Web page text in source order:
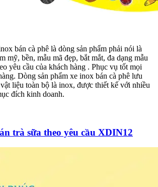
bán cà phê là dòng sản phẩm phải nói là
mỹ, bền, mẫu mã đẹp, bắt mắt, đa dạng mẫu
yêu cầu của khách hàng . Phục vụ tốt mọi
Dòng sản phẩm xe inox bán cà phê lưu
liệu toàn bộ là inox, được thiết kế với nhiều
đích kinh doanh.
trà sữa theo yêu cầu XDIN12